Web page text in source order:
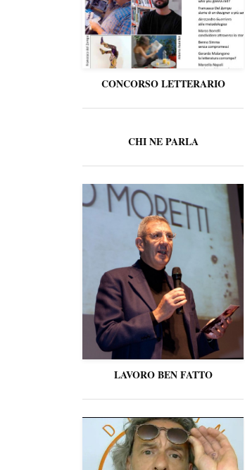
CONCORSO LETTERARIO
CHI NE PARLA
LAVORO BEN FATTO